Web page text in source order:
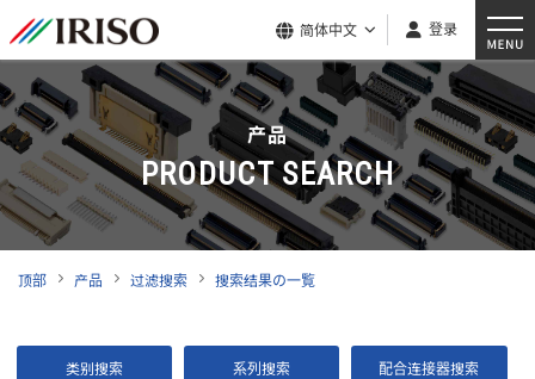
简体中文 登录
产品
PRODUCT SEARCH
顶部 产品 过滤搜索 搜索结果の一覧
类别搜索 系列搜索 配合连接器搜索